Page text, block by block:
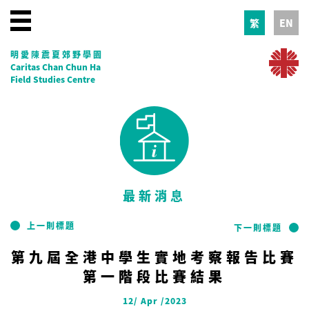
繁 EN
明愛陳震夏郊野學園
Caritas Chan Chun Ha
Field Studies Centre
最新消息
上一則標題 下一則標題
第九屆全港中學生實地考察報告比賽
第一階段比賽結果
12/ Apr /2023